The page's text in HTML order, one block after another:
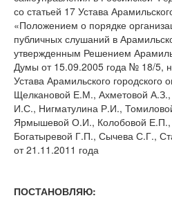
со статьей 17 Устава
«Положением о порядке
публичных слушаний в
утвержденным Решением
Думы от 15.09.2005 года № 18/5,
Устава Арамильского городского
Щелкановой Е.М., Ахметовой
И.С., Нигматулина Р.И.,
Ярмышевой О.И., Колобовой
Богатыревой Г.П., Сычева С.Г.,
от 21.11.2011 года
ПОСТАНОВЛЯЮ: